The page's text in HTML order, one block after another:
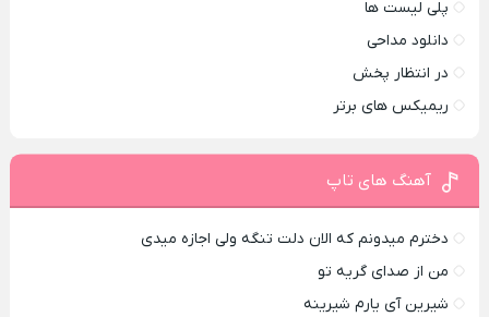
پلی لیست ها
دانلود مداحی
در انتظار پخش
ریمیکس های برتر
آهنگ های تاپ
دخترم میدونم که الان دلت تنگه ولی اجازه میدی
من از صدای گريه تو
شیرین آی یارم شیرینه